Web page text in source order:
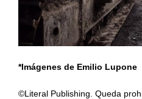
*Imágenes de Emilio Lupone
©Literal Publishing. Queda